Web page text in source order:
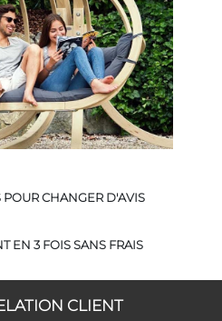
POUR CHANGER D'AVIS
EN 3 FOIS SANS FRAIS
CLIENT